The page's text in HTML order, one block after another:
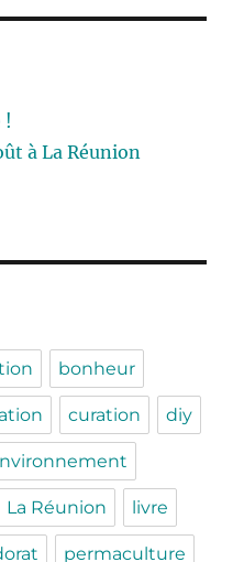
!
à La Réunion
bonheur
curation diy
La Réunion livre
permaculture